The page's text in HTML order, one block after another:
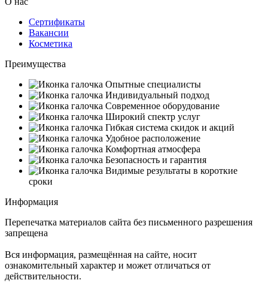
Сертификаты
Вакансии
Косметика
Преимущества
Опытные специалисты
Индивидуальный подход
Современное оборудование
Широкий спектр услуг
Гибкая система скидок и акций
Удобное расположение
Комфортная атмосфера
Безопасность и гарантия
Видимые результаты в короткие
сроки
Информация
Перепечатка материалов сайта без письменного разрешения
запрещена
Вся информация, размещённая на сайте, носит
ознакомительный характер и может отличаться от
действительности.